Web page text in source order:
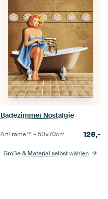
Badezimmer Nostalgie
ArtFrame™ –50×70cm 128,-
Größe & Material selbst wählen